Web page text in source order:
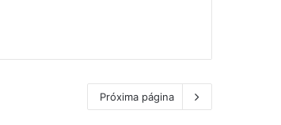
Próxima página